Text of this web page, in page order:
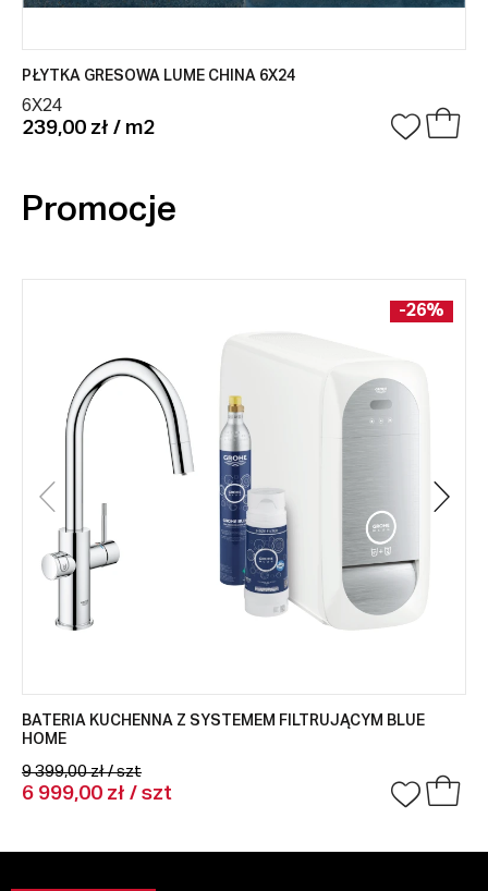
PŁYTKA GRESOWA LUME CHINA 6X24
6X24
239,00 zł / m2
Promocje
BATERIA KUCHENNA Z SYSTEMEM FILTRUJĄCYM BLUE
HOME
9 399,00 zł / szt
6 999,00 zł / szt
-26%